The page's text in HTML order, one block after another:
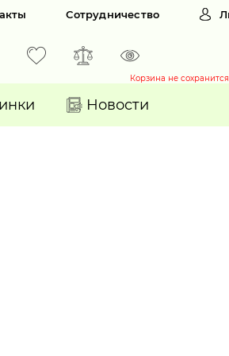
Сотрудничество
Корзина не
Новости